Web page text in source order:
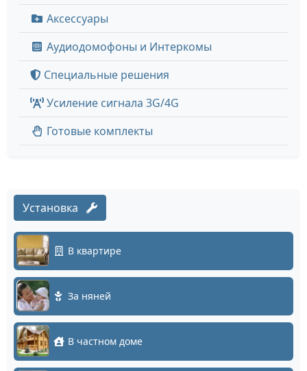
Аксессуары
Аудиодомофоны и Интеркомы
Специальные решения
Усиление сигнала 3G/4G
Готовые комплекты
Установка
В квартире
За няней
В частном доме